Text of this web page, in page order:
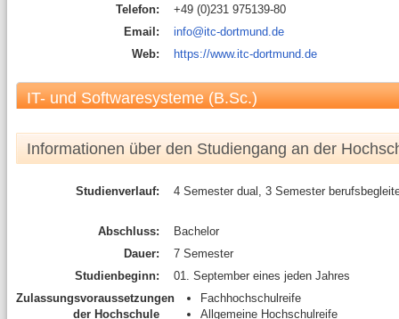
Telefon:
+49 (0)231 975139-80
Email:
info@itc-dortmund.de
Web:
https://www.itc-dortmund.de
IT- und Softwaresysteme (B.Sc.)
Informationen über den Studiengang an der
Studienverlauf: 4 Semester dual, 3 Semester
Abschluss:
Bachelor
Dauer:
7 Semester
Studienbeginn:
01. September eines jeden Jahres
Zulassungsvoraussetzungen
der Hochschule
Fachhochschulreife
Allgemeine Hochschulreife